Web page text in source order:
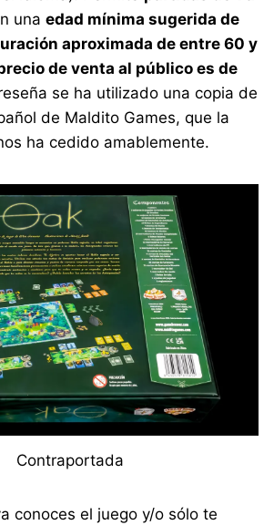
unaedad mínima sugerida de
aproximada de entre 60 y
de venta al público es de
se ha utilizado una copia de
de Maldito Games, que la
ha cedido amablemente.
Contraportada
conoces el juego y/o sólo te